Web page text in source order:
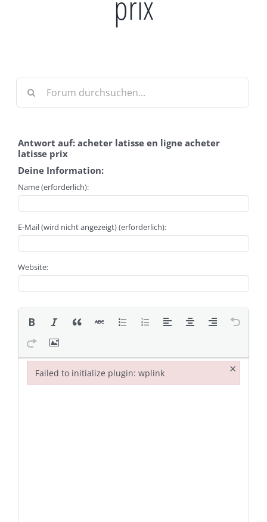
Antwort auf: acheter latisse en ligne acheter
latisse prix
Deine Information:
Name (erforderlich):
E-Mail (wird nicht angezeigt) (erforderlich):
Website:
Failed to initialize plugin: wplink ×
Failed to initialize plugin: wplink